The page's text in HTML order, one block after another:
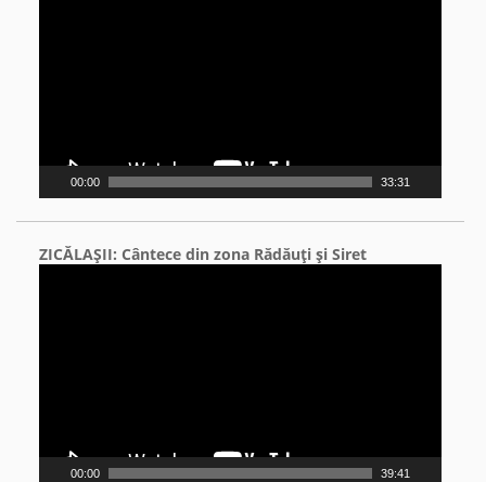
00:00 33:31
ZICĂLAŞII: Cântece din zona Rădăuţi şi Siret
00:00 39:41